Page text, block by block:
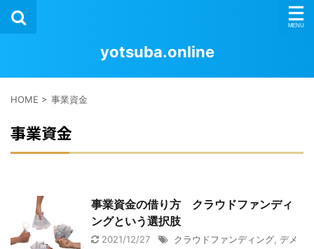
yotsuba.online
HOME > 事業資金
事業資金
事業資金の借り方 クラウドファンディ
ングという選択肢
2021/12/27 クラウドファンディング デメ